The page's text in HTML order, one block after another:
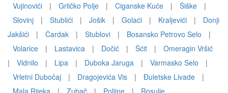
Vujinovići
| Grličko Polje | Ciganske Kuće | Šiške
|
Slovinj
| Stublići | Jošik | Golaći | Kraljevići |
Donji
Jakšići
| Čardak | Stublovi | Bosansko Petrovo Selo
|
Volarice
| Lastavica | Dočić | Šćit |
Omeragin Vršić
|
Vidnilo | Lipa | Duboka Jaruga | Varmasko Selo
|
Vrletni Dubočaj
| Dragojevića Vis | Đuletske Livade
|
Mala Rijeka
| Zubač | Poljine | Rosulje